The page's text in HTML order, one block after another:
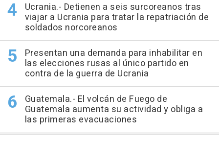
Ucrania.- Detienen a seis surcoreanos tras
viajar a Ucrania para tratar la repatriación de
soldados norcoreanos
Presentan una demanda para inhabilitar en
las elecciones rusas al único partido en
contra de la guerra de Ucrania
Guatemala.- El volcán de Fuego de
Guatemala aumenta su actividad y obliga a
las primeras evacuaciones